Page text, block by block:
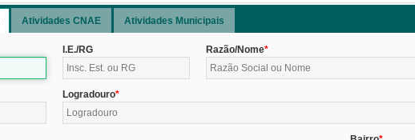
Atividades CNAE Atividades Municipais
I.E./RG Razão/Nome
Logradouro